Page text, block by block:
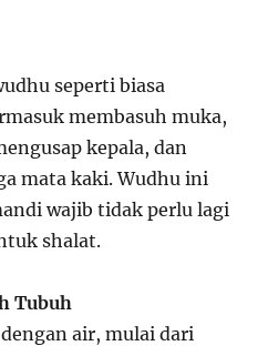
seperti biasa
membasuh muka,
kepala, dan
mata kaki. Wudhu ini
wajib tidak perlu lagi
shalat.
Tubuh
air, mulai dari